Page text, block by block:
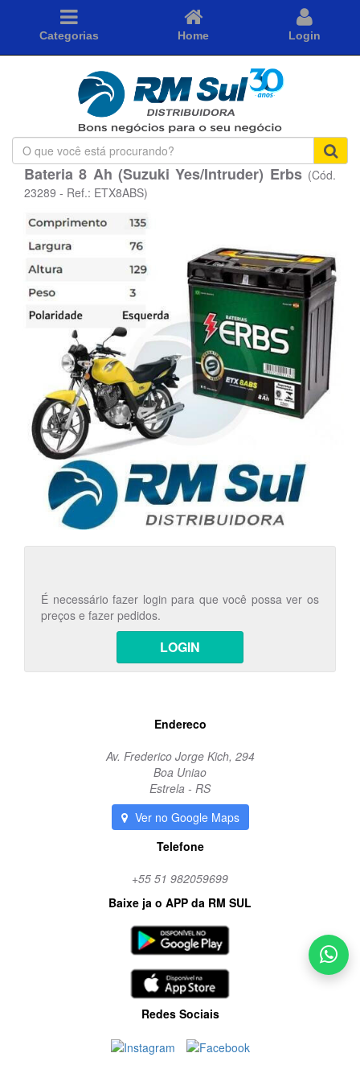
Categorias Home Login
O
que
você
está
Bateria 8 Ah (Suzuki Yes/Intruder) Erbs (Cód.
23289 - Ref.: ETX8ABS)
É necessário fazer login para que você possa ver os
preços e fazer pedidos.
LOGIN
Endereco
Av. Frederico Jorge Kich, 294
Boa Uniao
Estrela - RS
Ver no Google Maps
Telefone
+55 51 982059699
Baixe ja o APP da RM SUL
Redes Sociais